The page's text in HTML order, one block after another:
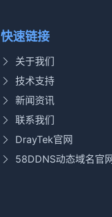
快速链接
关于我们
技术支持
新闻资讯
联系我们
DrayTek官网
58DDNS动态域名官